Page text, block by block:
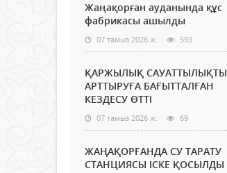
Жаңақорған ауданында құс
фабрикасы ашылды
07 тамыз 2026 ж. 593
ҚАРЖЫЛЫҚ САУАТТЫЛЫҚТЫ
АРТТЫРУҒА БАҒЫТТАЛҒАН
КЕЗДЕСУ ӨТТІ
07 тамыз 2026 ж. 69
ЖАҢАҚОРҒАНДА СУ ТАРАТУ
СТАНЦИЯСЫ ІСКЕ ҚОСЫЛДЫ